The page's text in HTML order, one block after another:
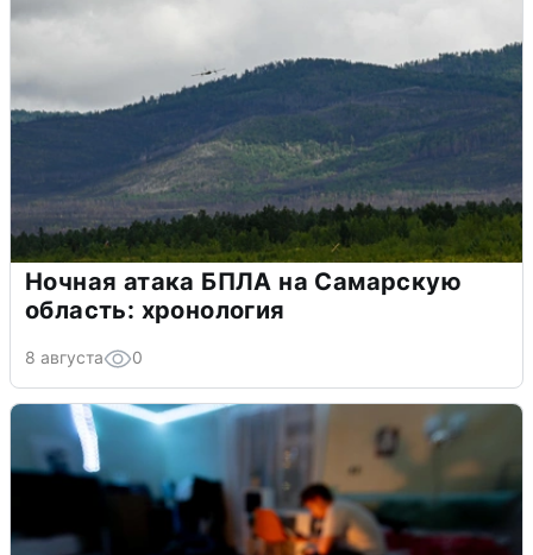
Ночная атака БПЛА на Самарскую
область: хронология
8 августа 0